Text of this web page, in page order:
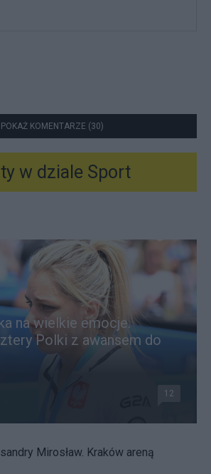
POKAŻ KOMENTARZE (30)
w dziale Sport
na wielkie emocje.
Polki z awansem do
12
Mirosław. Kraków areną